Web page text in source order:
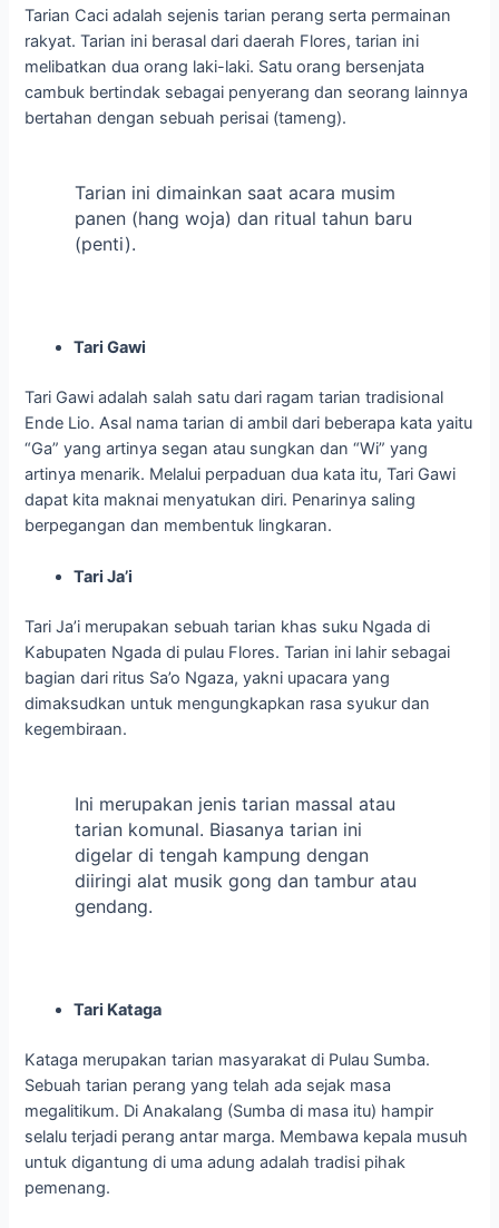
Tarian Caci adalah sejenis tarian perang serta permainan
rakyat. Tarian ini berasal dari daerah Flores, tarian ini
melibatkan dua orang laki-laki. Satu orang bersenjata
cambuk bertindak sebagai penyerang dan seorang lainnya
bertahan dengan sebuah perisai (tameng).
Tarian ini dimainkan saat acara musim
panen (hang woja) dan ritual tahun baru
(penti).
Tari Gawi
Tari Gawi adalah salah satu dari ragam tarian tradisional
Ende Lio. Asal nama tarian di ambil dari beberapa kata yaitu
“Ga” yang artinya segan atau sungkan dan “Wi” yang
artinya menarik. Melalui perpaduan dua kata itu, Tari Gawi
dapat kita maknai menyatukan diri. Penarinya saling
berpegangan dan membentuk lingkaran.
Tari Ja’i
Tari Ja’i merupakan sebuah tarian khas suku Ngada di
Kabupaten Ngada di pulau Flores. Tarian ini lahir sebagai
bagian dari ritus Sa’o Ngaza, yakni upacara yang
dimaksudkan untuk mengungkapkan rasa syukur dan
kegembiraan.
Ini merupakan jenis tarian massal atau
tarian komunal. Biasanya tarian ini
digelar di tengah kampung dengan
diiringi alat musik gong dan tambur atau
gendang.
Tari Kataga
Kataga merupakan tarian masyarakat di Pulau Sumba.
Sebuah tarian perang yang telah ada sejak masa
megalitikum. Di Anakalang (Sumba di masa itu) hampir
selalu terjadi perang antar marga. Membawa kepala musuh
untuk digantung di uma adung adalah tradisi pihak
pemenang.